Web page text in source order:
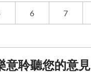
6 7
意聆聽您的意見